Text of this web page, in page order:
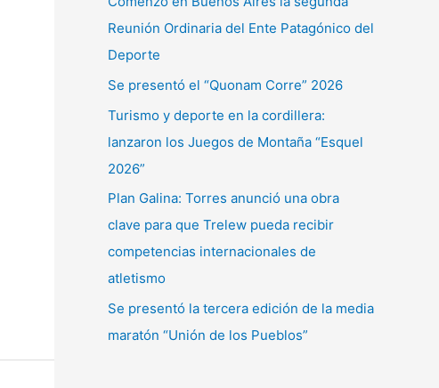
r
p
Reunión Ordinaria del Ente Patagónico del
Deporte
Se presentó el “Quonam Corre” 2026
Turismo y deporte en la cordillera:
lanzaron los Juegos de Montaña “Esquel
2026”
Plan Galina: Torres anunció una obra
clave para que Trelew pueda recibir
competencias internacionales de
atletismo
Se presentó la tercera edición de la media
maratón “Unión de los Pueblos”